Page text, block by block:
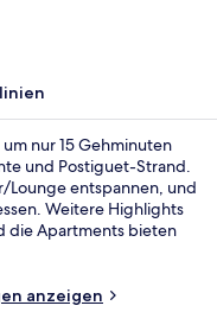
nur 15 Gehminuten
und Postiguet-Strand.
Lounge entspannen, und
Weitere Highlights
die Apartments bieten
anzeigen